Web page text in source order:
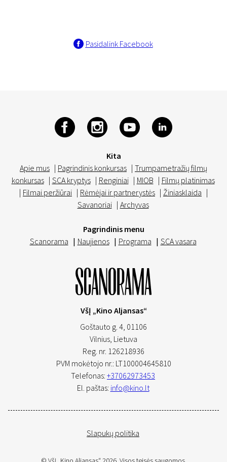
Pasidalink Facebook
Kita
Apie mus | Pagrindinis konkursas | Trumpametražių filmų
konkursas | SCA kryptys | Renginiai | MIOB | Filmų platinimas
| Filmai peržiūrai | Rėmėjai ir partnerystės | Žiniasklaida |
Savanoriai | Archyvas
Pagrindinis menu
Scanorama | Naujienos | Programa | SCA vasara
VšĮ „Kino Aljansas“
Goštauto g. 4, 01106
Vilnius, Lietuva
Reg. nr. 126218936
PVM mokėtojo nr.: LT100004645810
Telefonas: +37062973453
El. paštas: info@kino.lt
Slapukų politika